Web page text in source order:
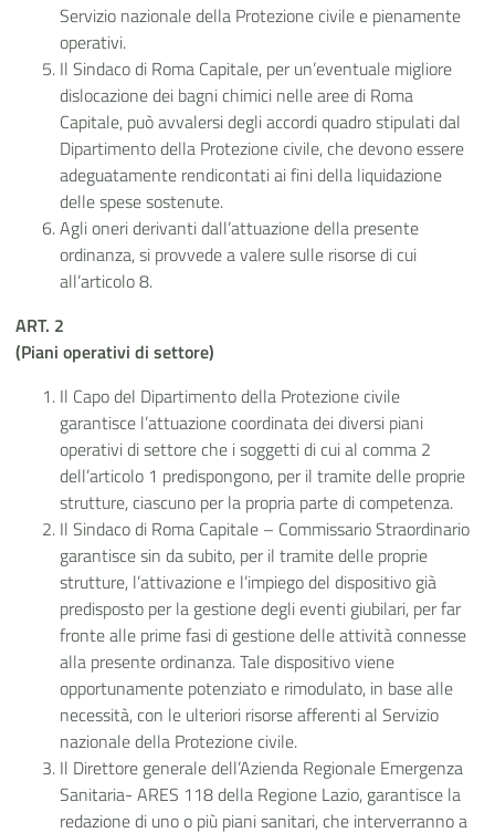
Servizio nazionale della Protezione civile e pienamente
operativi.
Il Sindaco di Roma Capitale, per un’eventuale migliore
dislocazione dei bagni chimici nelle aree di Roma
Capitale, può avvalersi degli accordi quadro stipulati dal
Dipartimento della Protezione civile, che devono essere
adeguatamente rendicontati ai fini della liquidazione
delle spese sostenute.
Agli oneri derivanti dall’attuazione della presente
ordinanza, si provvede a valere sulle risorse di cui
all’articolo 8.
ART. 2
(Piani operativi di settore)
Il Capo del Dipartimento della Protezione civile
garantisce l’attuazione coordinata dei diversi piani
operativi di settore che i soggetti di cui al comma 2
dell’articolo 1 predispongono, per il tramite delle proprie
strutture, ciascuno per la propria parte di competenza.
Il Sindaco di Roma Capitale – Commissario Straordinario
garantisce sin da subito, per il tramite delle proprie
strutture, l’attivazione e l’impiego del dispositivo già
predisposto per la gestione degli eventi giubilari, per far
fronte alle prime fasi di gestione delle attività connesse
alla presente ordinanza. Tale dispositivo viene
opportunamente potenziato e rimodulato, in base alle
necessità, con le ulteriori risorse afferenti al Servizio
nazionale della Protezione civile.
Il Direttore generale dell’Azienda Regionale Emergenza
Sanitaria- ARES 118 della Regione Lazio, garantisce la
redazione di uno o più piani sanitari, che interverranno a